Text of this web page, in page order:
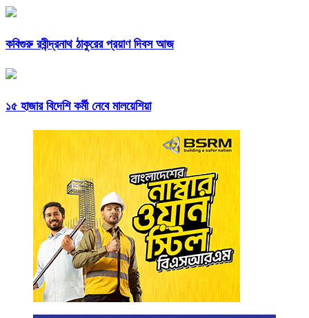
কবিগুরু রবীন্দ্রনাথ ঠাকুরের প্রয়াণ দিবস আজ
১৫ হাজার বিদেশি কর্মী নেবে মালয়েশিয়া